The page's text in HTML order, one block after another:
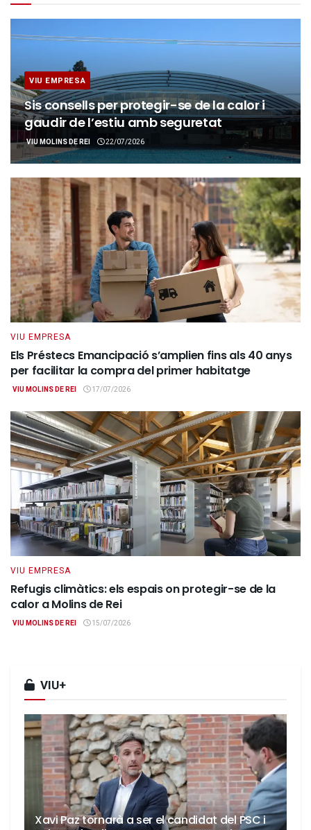
VIU EMPRESA
Sis consells per protegir-se de la calor i
gaudir de l’estiu amb seguretat
VIU MOLINS DE REI 22/07/2026
VIU EMPRESA
Els Préstecs Emancipació s’amplien fins als 40 anys
per facilitar la compra del primer habitatge
VIU MOLINS DE REI 17/07/2026
VIU EMPRESA
Refugis climàtics: els espais on protegir-se de la
calor a Molins de Rei
VIU MOLINS DE REI 15/07/2026
VIU+
Xavi Paz tornarà a ser el candidat del PSC i